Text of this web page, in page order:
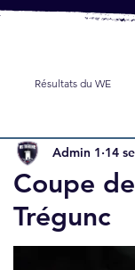
Résultats du WE
Partenaires
Coupe
Trégunc
Admin 1 14